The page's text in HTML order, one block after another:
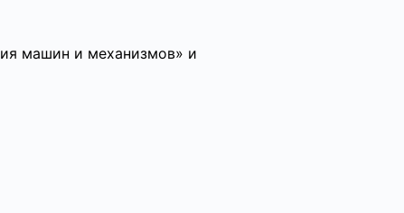
машин и механизмов» и